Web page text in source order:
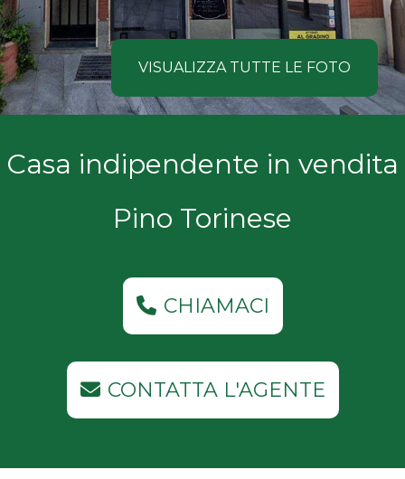
VISUALIZZA TUTTE LE FOTO
Casa indipendente in vendita
Pino Torinese
CHIAMACI
CONTATTA L'AGENTE
COSA
CERCANO
NOSTRI
Comune
Tipologia
-
Industriali